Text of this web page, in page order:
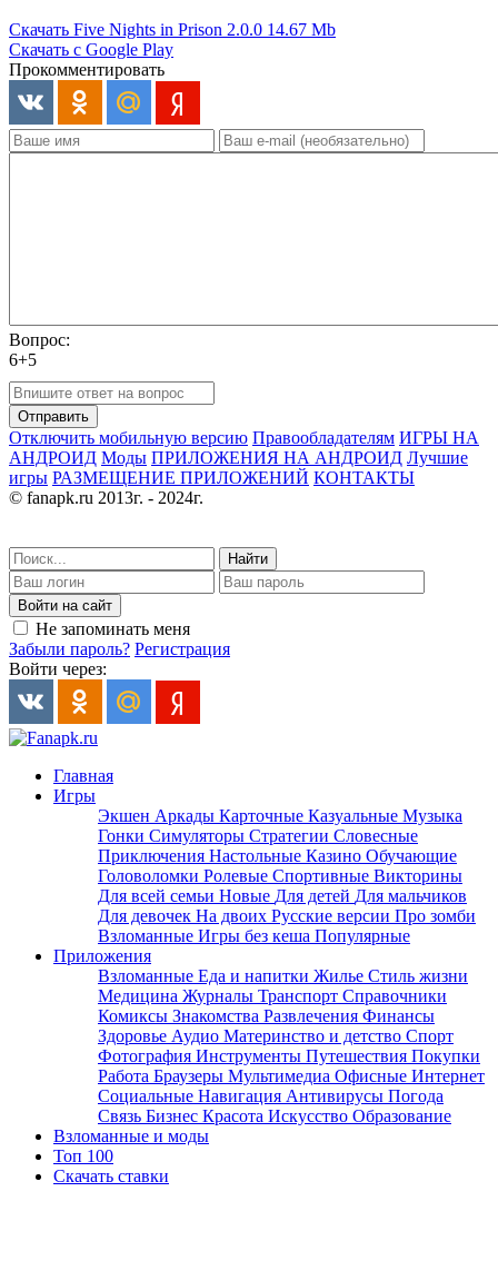
Скачать Five Nights in Prison 2.0.0 14.67 Mb
Скачать с Google Play
Прокомментировать
Вопрос:
6+5
Отправить
Отключить мобильную версию Правообладателям ИГРЫ НА
АНДРОИД Моды ПРИЛОЖЕНИЯ НА АНДРОИД Лучшие
игры РАЗМЕЩЕНИЕ ПРИЛОЖЕНИЙ КОНТАКТЫ
© fanapk.ru 2013г. - 2024г.
Найти
Войти на сайт
Не запоминать меня
Забыли пароль? Регистрация
Войти через:
Главная
Игры
Экшен Аркады Карточные Казуальные Музыка
Гонки Симуляторы Стратегии Словесные
Приключения Настольные Казино Обучающие
Головоломки Ролевые Спортивные Викторины
Для всей семьи Новые Для детей Для мальчиков
Для девочек На двоих Русские версии Про зомби
Взломанные Игры без кеша Популярные
Приложения
Взломанные Еда и напитки Жилье Стиль жизни
Медицина Журналы Транспорт Справочники
Комиксы Знакомства Развлечения Финансы
Здоровье Аудио Материнство и детство Спорт
Фотография Инструменты Путешествия Покупки
Работа Браузеры Мультимедиа Офисные Интернет
Социальные Навигация Антивирусы Погода
Связь Бизнес Красота Искусство Образование
Взломанные и моды
Топ 100
Скачать ставки